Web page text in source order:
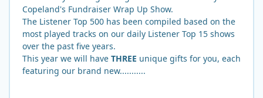
Copeland's Fundraiser Wrap Up Show.
The Listener Top 500 has been compiled based on the
most played tracks on our daily Listener Top 15 shows
over the past five years.
This year we will have THREE unique gifts for you, each
featuring our brand new...........